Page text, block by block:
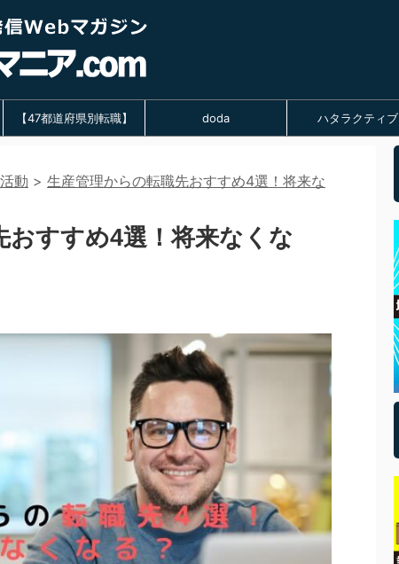
【47都道府県別転職】 doda ハタラクティブ
動 > 生産管理からの転職先おすすめ4選！将来な
おすすめ4選！将来なくな